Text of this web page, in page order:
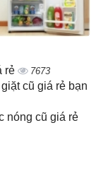
rẻ 7673
cũ giá rẻ bạn
nóng cũ giá rẻ